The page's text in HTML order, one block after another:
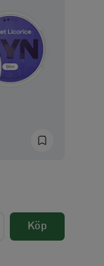
Köp